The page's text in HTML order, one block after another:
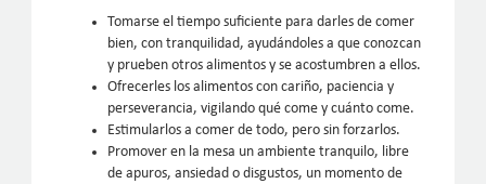
Tomarse el tiempo suficiente para darles de comer
bien, con tranquilidad, ayudándoles a que conozcan
y prueben otros alimentos y se acostumbren a ellos.
Ofrecerles los alimentos con cariño, paciencia y
perseverancia, vigilando qué come y cuánto come.
Estimularlos a comer de todo, pero sin forzarlos.
Promover en la mesa un ambiente tranquilo, libre
de apuros, ansiedad o disgustos, un momento de